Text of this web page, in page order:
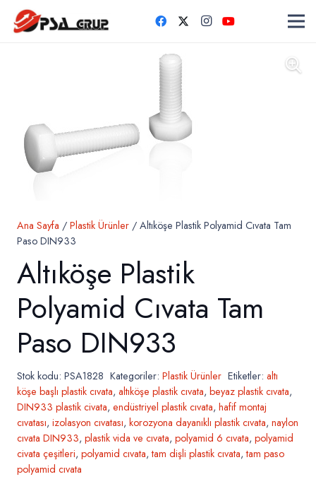
Ana Sayfa / Plastik Ürünler / Altıköşe Plastik Polyamid Cıvata Tam
Paso DIN933
Altıköşe Plastik
Polyamid Cıvata Tam
Paso DIN933
Stok kodu: PSA1828 Kategoriler: Plastik Ürünler Etiketler: altı
köşe başlı plastik cıvata, altıköşe plastik cıvata, beyaz plastik cıvata,
DIN933 plastik civata, endüstriyel plastik cıvata, hafif montaj
cıvatası, izolasyon cıvatası, korozyona dayanıklı plastik cıvata, naylon
cıvata DIN933, plastik vida ve cıvata, polyamid 6 cıvata, polyamid
civata çeşitleri, polyamid cıvata,tam dişli plastik cıvata,tam paso
polyamid cıvata